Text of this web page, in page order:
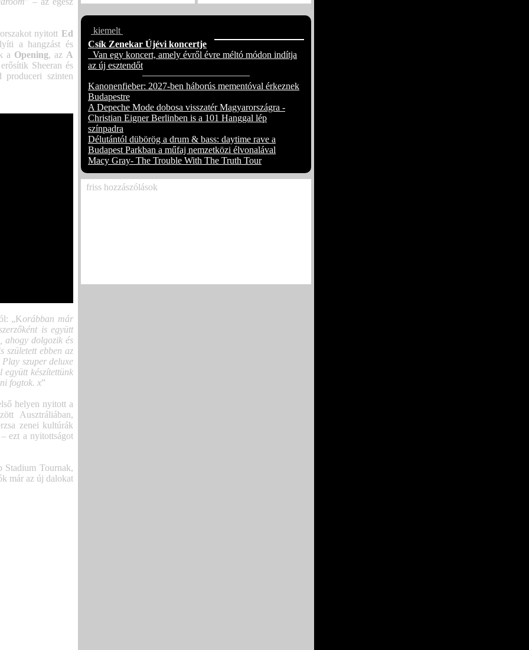
nyitottEd
a hangzást és
a Opening, az A
Sheeran és
produceri szinten
„Korábban már
is együtt
ahogy dolgozik és
született ebben az
Play szuper deluxe
készítettünk
fogtok. x”
helyen nyitott a
Ausztráliában,
zenei kultúrák
ezt a nyitottságot
Stadium Tournak,
már az új dalokat
kiemelt
Csík Zenekar Újévi koncertje
Van egy koncert, amely évről évre méltó módon indítja
az új esztendőt
Kanonenfieber: 2027-ben háborús mementóval érkeznek
Budapestre
A Depeche Mode dobosa visszatér Magyarországra -
Christian Eigner Berlinben is a 101 Hanggal lép
színpadra
Délutántól dübörög a drum & bass: daytime rave a
Budapest Parkban a műfaj nemzetközi élvonalával
Macy Gray- The Trouble With The Truth Tour
friss hozzászólások